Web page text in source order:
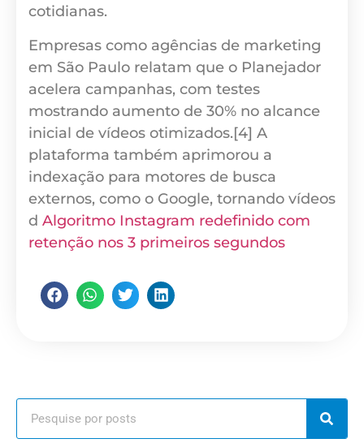
cotidianas.
Empresas como agências de marketing
em São Paulo relatam que o Planejador
acelera campanhas, com testes
mostrando aumento de 30% no alcance
inicial de vídeos otimizados.[4] A
plataforma também aprimorou a
indexação para motores de busca
externos, como o Google, tornando vídeos
d Algoritmo Instagram redefinido com
retenção nos 3 primeiros segundos